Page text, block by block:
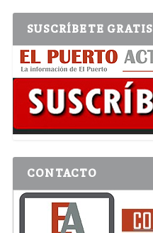
SUSCRÍBETE GRATIS
CONTACTO